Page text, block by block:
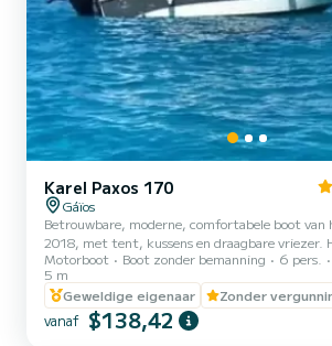
Karel Paxos 170
Gáïos
Betrouwbare, moderne, comfortabele boot van
2018, met tent, kussens en draagbare vriezer.
motoren, twee ankers, reddingsvesten en alle
veiligheidsvoorzieningen. Je hebt geen rijbewijs nodig voor dit soort
boot. We leren je hoe je hem moet gebruiken,
minimaal R 25 jaar oud zijn. Je kunt er overal in Paxos mee komen
en ook het eiland Andipaxos bezoeken. Niet inbegrepen: -Brandstof
Motorboot Boot zonder bemanning 6 pers.
5 m
Geweldige eigenaar
Zonder
vanaf $138,42